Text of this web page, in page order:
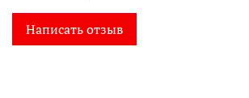
Написать отзыв